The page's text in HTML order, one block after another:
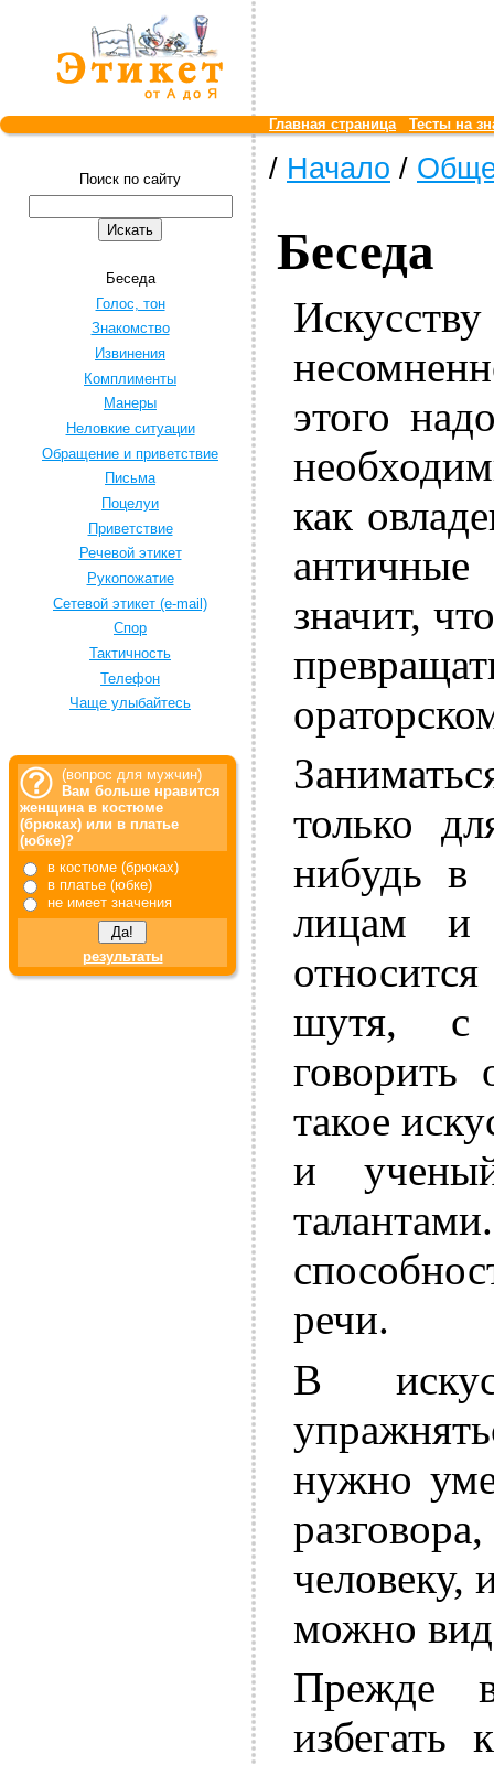
Главная страница Тесты на
Поиск по сайту
Беседа
Голос, тон
Знакомство
Извинения
Комплименты
Манеры
Неловкие ситуации
Обращение и приветствие
Письма
Поцелуи
Приветствие
Речевой этикет
Рукопожатие
Сетевой этикет (e-mail)
Спор
Тактичность
Телефон
Чаще улыбайтесь
(вопрос для мужчин)
Вам больше нравится
женщина в костюме
(брюках) или в платье
(юбке)?
в костюме (брюках)
в платье (юбке)
не имеет значения
результаты
/ Начало /
Беседа
этого
как
значит,
только
нибудь в
лицам и
шутя, с
говорить
такое
и
речи.
В
нужно
человеку,
можно
Прежде
избегать